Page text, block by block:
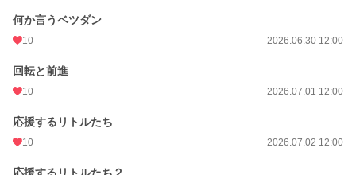
何か言うベツダン
10 2026.06.30 12:00
回転と前進
10 2026.07.01 12:00
応援するリトルたち
10 2026.07.02 12:00